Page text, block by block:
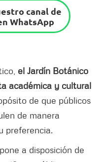
canal de
WhatsApp
el Jardín Botánico
académica y cultural
de que públicos
de manera
preferencia.
a disposición de